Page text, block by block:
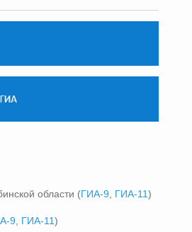
области (ГИА-9 ГИА-11)
9 ГИА-11)